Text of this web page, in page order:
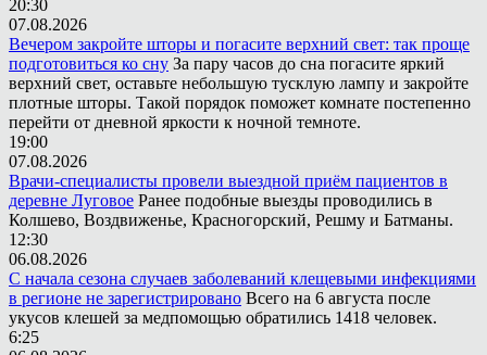
20:30
07.08.2026
Вечером закройте шторы и погасите верхний свет: так проще
подготовиться ко сну За пару часов до сна погасите яркий
верхний свет, оставьте небольшую тусклую лампу и закройте
плотные шторы. Такой порядок поможет комнате постепенно
перейти от дневной яркости к ночной темноте.
19:00
07.08.2026
Врачи-специалисты провели выездной приём пациентов в
деревне Луговое Ранее подобные выезды проводились в
Колшево, Воздвиженье, Красногорский, Решму и Батманы.
12:30
06.08.2026
С начала сезона случаев заболеваний клещевыми инфекциями
в регионе не зарегистрировано Всего на 6 августа после
укусов клешей за медпомощью обратились 1418 человек.
6:25